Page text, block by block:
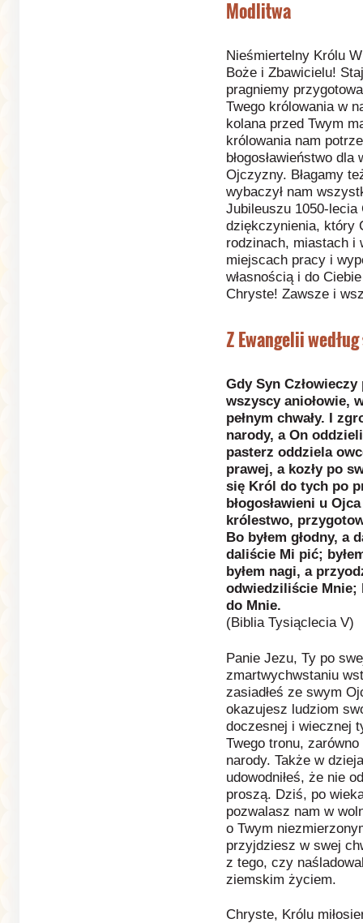
Modlitwa
Nieśmiertelny Królu
Boże i Zbawicielu!
pragniemy
Twego królowania w
kolana przed Twym
królowania nam
błogosławieństwo
Ojczyzny. Błagamy
wybaczył nam
Jubileuszu 1050-lecia
dziękczynienia, który
rodzinach, miastach i
miejscach pracy i
własnością i do
Chryste! Zawsze i
Z Ewangelii
Gdy Syn
wszyscy aniołowie,
pełnym chwały. I
narody, a On
pasterz oddziela
prawej, a kozły po
się Król do tych po
błogosławieni u
królestwo,
Bo byłem głodny, a
daliście Mi pić;
byłem nagi, a
odwiedziliście Mnie;
do Mnie.
(Biblia Tysiąclecia V)
Panie Jezu, Ty po
zmartwychwstaniu
zasiadłeś ze swym
okazujesz ludziom
doczesnej i wiecznej
Twego tronu,
narody. Także w
udowodniłeś, że nie
proszą. Dziś, po
pozwalasz nam w
o Twym
przyjdziesz w swej
z tego, czy
ziemskim życiem.
Chryste, Królu